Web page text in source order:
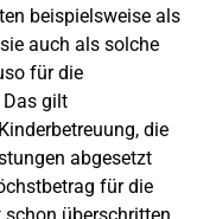
beispielsweise als
auch als solche
für die
gilt
die
abgesetzt
für die